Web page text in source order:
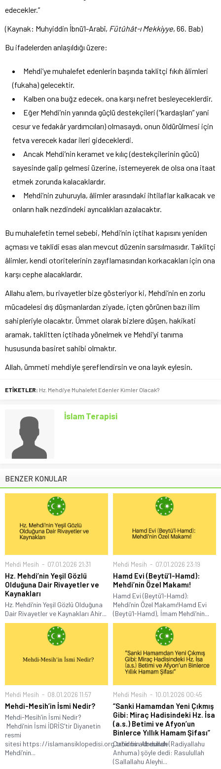
edecekler.”
(Kaynak: Muhyiddin İbnü’l-Arabî, Fütûhât-ı Mekkiyye, 66. Bab)
Bu ifadelerden anlaşıldığı üzere:
Mehdi’ye muhalefet edenlerin başında taklitçi fıkıh âlimleri
(fukaha) gelecektir.
Kalben ona buğz edecek, ona karşı nefret besleyeceklerdir.
Eğer Mehdi’nin yanında güçlü destekçileri (“kardaşları” yani
cesur ve fedakâr yardımcıları) olmasaydı, onun öldürülmesi için
fetva verecek kadar ileri gideceklerdi.
Ancak Mehdi’nin keramet ve kılıç (destekçilerinin gücü)
sayesinde galip gelmesi üzerine, istemeyerek de olsa ona itaat
etmek zorunda kalacaklardır.
Mehdi’nin zuhuruyla, âlimler arasındaki ihtilaflar kalkacak ve
onların halk nezdindeki ayrıcalıkları azalacaktır.
Bu muhalefetin temel sebebi, Mehdi’nin içtihat kapısını yeniden
açması ve taklidi esas alan mevcut düzenin sarsılmasıdır. Taklitçi
âlimler, kendi otoritelerinin zayıflamasından korkacakları için ona
karşı cephe alacaklardır.
Allahu a’lem, bu rivayetler bize gösteriyor ki, Mehdi’nin en zorlu
mücadelesi dış düşmanlardan ziyade, içten görünen bazı ilim
sahipleriyle olacaktır. Ümmet olarak bizlere düşen, hakikati
aramak, taklitten içtihada yönelmek ve Mehdi’yi tanıma
hususunda basiret sahibi olmaktır.
Allah, ümmeti mehdiyle şereflendirsin ve ona layık eylesin.
ETİKETLER: Hz. Mehdi'ye Muhalefet Edenler Kimler Olacak?
İslam Terapisi
BENZER KONULAR
Mehdi Mesih 07.01.2026 21:31
Hz. Mehdi’nin Yeşil Gözlü
Olduğuna Dair Rivayetler ve
Kaynakları
Hz. Mehdi’nin Yeşil Gözlü Olduğuna
Dair Rivayetler ve Kaynakları Ahir...
Mehdi Mesih 07.01.2026 23:19
Hamd Evi (Beytü’l-Hamd):
Mehdi’nin Özel Makamı!
Hamd Evi (Beytü’l-Hamd):
Mehdi’nin Özel Makamı!Hamd Evi
(Beytü’l-Hamd), İmam Mehdi’nin...
Mehdi Mesih 08.01.2026 11:57
Mehdi-Mesih’in İsmi Nedir?
Mehdi-Mesih’in İsmi Nedir?
Mehdi’nin İsmi İDRİS’tir Diyanetin
resmi
sitesi https://islamansiklopedisi.org.tr/idris adresinde
Mehdi’nin...
Mehdi Mesih 10.01.2026 00:45
“Sanki Hamamdan Yeni Çıkmış
Gibi: Miraç Hadisindeki Hz. İsa
(a.s.) Betimi ve Afyon’un
Binlerce Yıllık Hamam Şifası”
Cabir bin Abdullah (Radiyallahu
Anhuma) şöyle dedi: Rasulullah
(Sallallahu Aleyhi...